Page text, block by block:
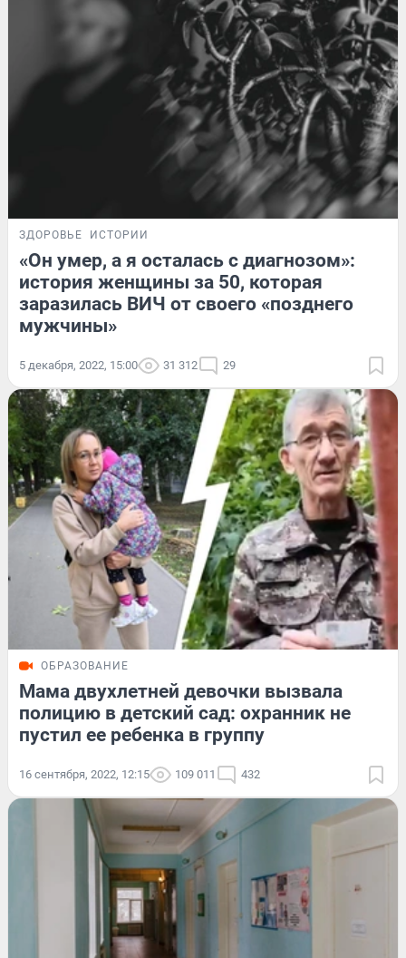
ЗДОРОВЬЕ ИСТОРИИ
«Он умер, а я осталась с диагнозом»:
история женщины за 50, которая
заразилась ВИЧ от своего «позднего
мужчины»
5 декабря, 2022, 15:00 31 312 29
ОБРАЗОВАНИЕ
Мама двухлетней девочки вызвала
полицию в детский сад: охранник не
пустил ее ребенка в группу
16 сентября, 2022, 12:15 109 011 432